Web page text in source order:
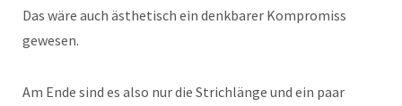
Das wäre auch ästhetisch ein denkbarer Kompromiss
gewesen.
Am Ende sind es also nur die Strichlänge und ein paar